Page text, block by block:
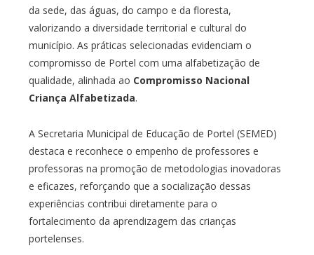
da sede, das águas, do campo e da floresta,
valorizando a diversidade territorial e cultural do
município. As práticas selecionadas evidenciam o
compromisso de Portel com uma alfabetização de
qualidade, alinhada ao Compromisso Nacional
Criança Alfabetizada.
A Secretaria Municipal de Educação de Portel (SEMED)
destaca e reconhece o empenho de professores e
professoras na promoção de metodologias inovadoras
e eficazes, reforçando que a socialização dessas
experiências contribui diretamente para o
fortalecimento da aprendizagem das crianças
portelenses.